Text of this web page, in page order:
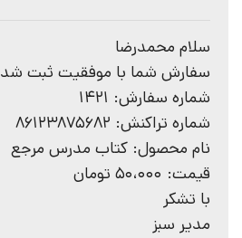
سلام محمدرضا
سفارش شما با موفقیت ثبت شد
شماره سفارش: 1421
شماره تراکنش: 86123875682
نام محصول: کتاب مدرس مرجع
قیمت: 50،000 تومان
با تشکر
مدیر سبز